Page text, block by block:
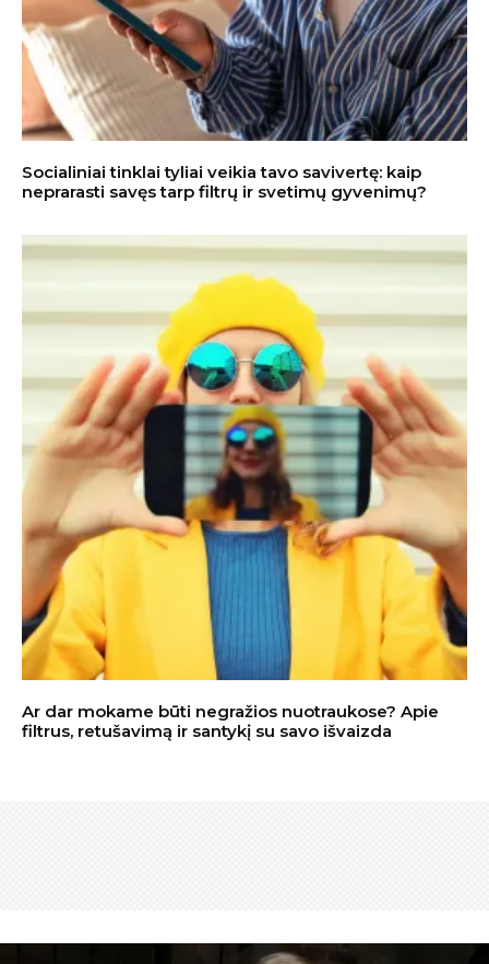
Socialiniai tinklai tyliai veikia tavo savivertę: kaip
neprarasti savęs tarp filtrų ir svetimų gyvenimų?
Ar dar mokame būti negražios nuotraukose? Apie
filtrus, retušavimą ir santykį su savo išvaizda